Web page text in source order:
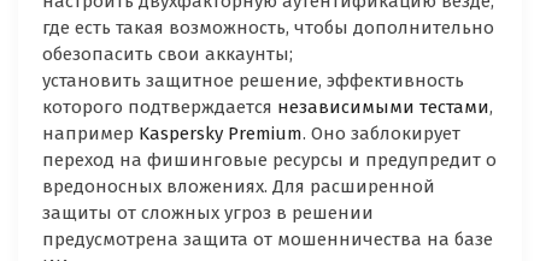
где есть такая возможность, чтобы дополнительно
обезопасить свои аккаунты;
установить защитное решение, эффективность
которого подтверждается независимыми тестами,
например Kaspersky Premium. Оно заблокирует
переход на фишинговые ресурсы и предупредит о
вредоносных вложениях. Для расширенной
защиты от сложных угроз в решении
предусмотрена защита от мошенничества на базе